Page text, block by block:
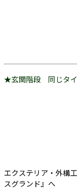
★玄関階段 同じタイ
エクステリア・外構
スグランド』へ